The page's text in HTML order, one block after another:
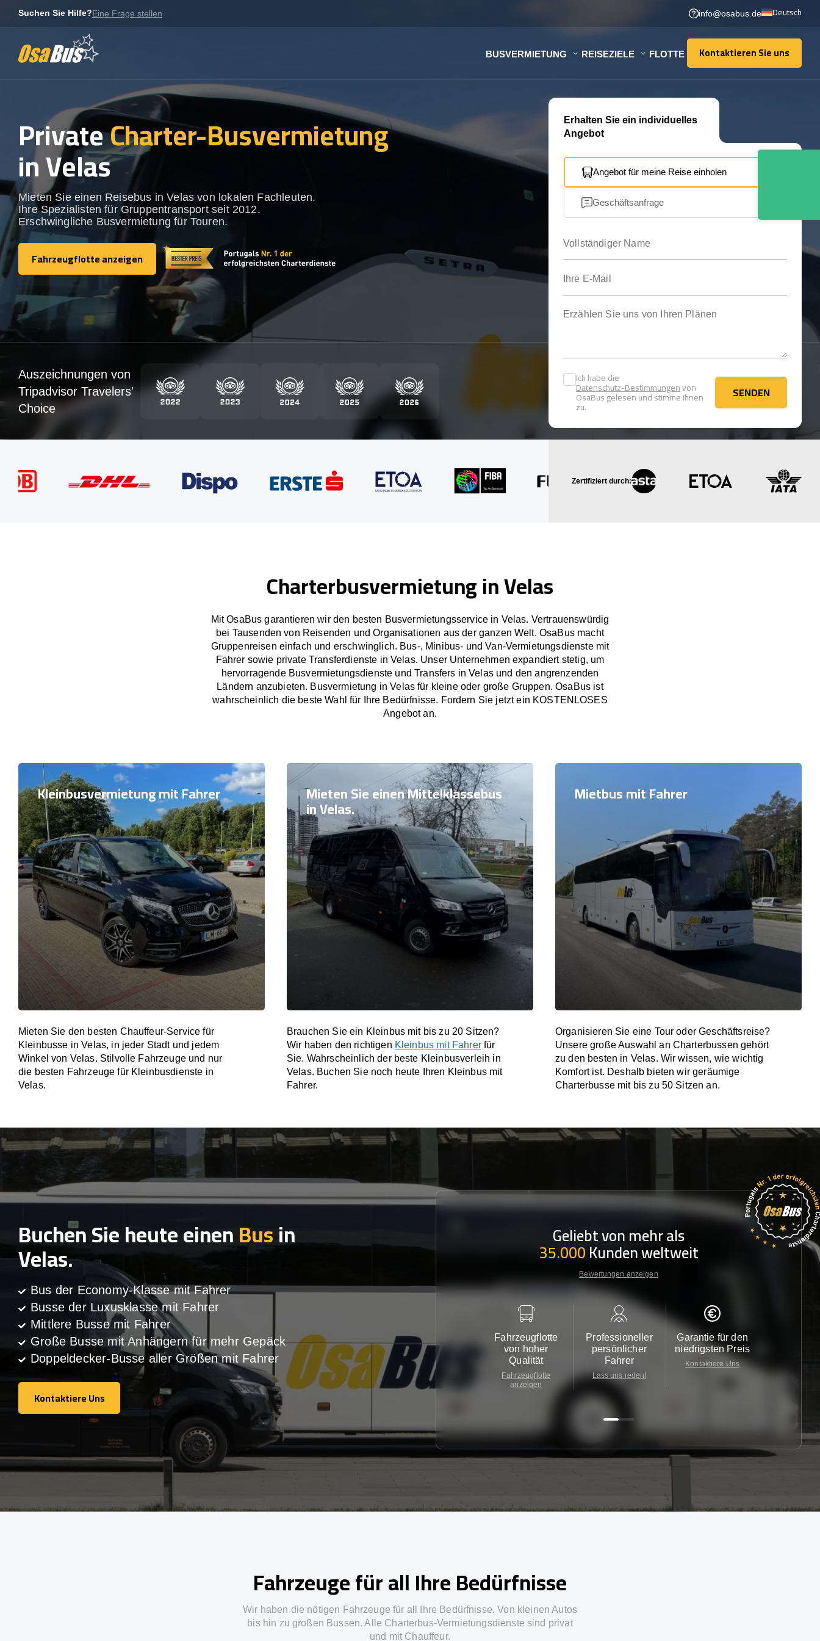
Suchen Sie Hilfe?Eine Frage stellen info@osabus.de Deutsch
BUSVERMIETUNG REISEZIELE FLOTTE Kontaktieren Sie uns
Kontaktieren Sie uns
PrivateCharter-Busvermietung
in Velas
Mieten Sie einen Reisebus in Velas von lokalen Fachleuten.
Ihre Spezialisten für Gruppentransport seit 2012.
Erschwingliche Busvermietung für Touren.
Fahrzeugflotte anzeigen
Fahrzeugflotte anzeigen
Erhalten Sie ein individuelles
Angebot
Angebot für meine Reise einholen
Geschäftsanfrage
Ich habe die
Datenschutz-Bestimmungenvon
OsaBus gelesen und stimme ihnen
zu.
SENDEN
SENDEN
Auszeichnungen von
Tripadvisor Travelers'
Choice
Zertifiziert durch:
Charterbusvermietung in Velas
Mit OsaBus garantieren wir den besten Busvermietungsservice in Velas. Vertrauenswürdig
bei Tausenden von Reisenden und Organisationen aus der ganzen Welt. OsaBus macht
Gruppenreisen einfach und erschwinglich. Bus-, Minibus- und Van-Vermietungsdienste mit
Fahrer sowie private Transferdienste in Velas. Unser Unternehmen expandiert stetig, um
hervorragende Busvermietungsdienste und Transfers in Velas und den angrenzenden
Ländern anzubieten. Busvermietung in Velas für kleine oder große Gruppen. OsaBus ist
wahrscheinlich die beste Wahl für Ihre Bedürfnisse. Fordern Sie jetzt ein KOSTENLOSES
Angebot an.
Kleinbusvermietung mit Fahrer
Mieten Sie den besten Chauffeur-Service für
Kleinbusse in Velas, in jeder Stadt und jedem
Winkel von Velas. Stilvolle Fahrzeuge und nur
die besten Fahrzeuge für Kleinbusdienste in
Velas.
Mieten Sie einen Mittelklassebus
in Velas.
Brauchen Sie ein Kleinbus mit bis zu 20 Sitzen?
Wir haben den richtigen Kleinbus mit Fahrerfür
Sie. Wahrscheinlich der beste Kleinbusverleih in
Velas. Buchen Sie noch heute Ihren Kleinbus mit
Fahrer.
Mietbus mit Fahrer
Organisieren Sie eine Tour oder Geschäftsreise?
Unsere große Auswahl an Charterbussen gehört
zu den besten in Velas. Wir wissen, wie wichtig
Komfort ist. Deshalb bieten wir geräumige
Charterbusse mit bis zu 50 Sitzen an.
Buchen Sie heute einenBusin
Velas.
Bus der Economy-Klasse mit Fahrer
Busse der Luxusklasse mit Fahrer
Mittlere Busse mit Fahrer
Große Busse mit Anhängern für mehr Gepäck
Doppeldecker-Busse aller Größen mit Fahrer
Kontaktiere Uns
Kontaktiere Uns
Geliebt von mehr als
35.000Kunden weltweit
Bewertungen anzeigen
Fahrzeugflotte
von hoher
Qualität
Fahrzeugflotte
anzeigen
Professioneller
persönlicher
Fahrer
Lass uns reden!
Garantie für den
niedrigsten Preis
Kontaktiere Uns
Fahrzeuge für all Ihre Bedürfnisse
Wir haben die nötigen Fahrzeuge für all Ihre Bedürfnisse. Von kleinen Autos
bis hin zu großen Bussen. Alle Charterbus-Vermietungsdienste sind privat
und mit Chauffeur.